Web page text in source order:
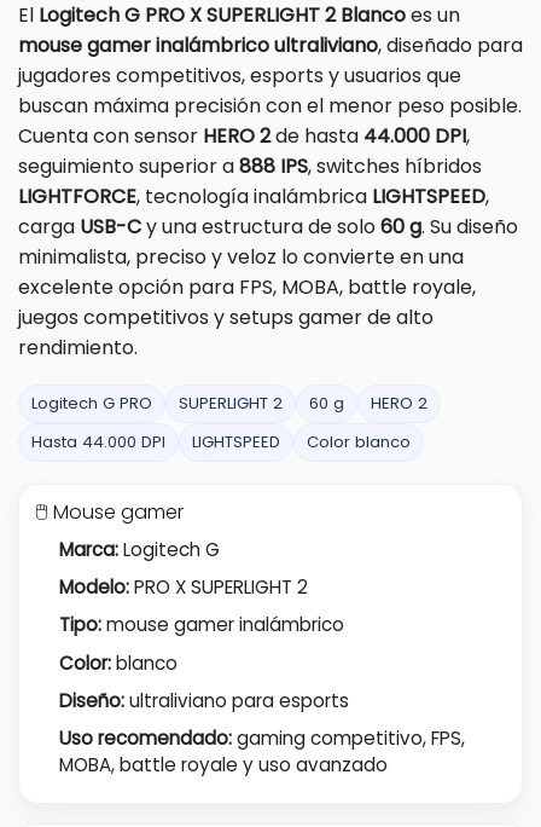
El Logitech G PRO X SUPERLIGHT 2 Blancoes un
mouse gamer inalámbrico ultraliviano, diseñado para
jugadores competitivos, esports y usuarios que
buscan máxima precisión con el menor peso posible.
Cuenta con sensor HERO 2de hasta 44.000 DPI,
seguimiento superior a888 IPS, switches híbridos
LIGHTFORCE, tecnología inalámbrica LIGHTSPEED,
carga USB-Cy una estructura de solo60 g. Su diseño
minimalista, preciso y veloz lo convierte en una
excelente opción para FPS, MOBA, battle royale,
juegos competitivos y setups gamer de alto
rendimiento.
Logitech G PRO SUPERLIGHT 2 60 g
HERO 2
Hasta 44.000 DPI
LIGHTSPEED Color blanco
🖱️ Mouse gamer
Marca:Logitech G
Modelo:PRO X SUPERLIGHT 2
Tipo:mouse gamer inalámbrico
Color:blanco
Diseño:ultraliviano para esports
Uso recomendado:gaming competitivo, FPS,
MOBA, battle royale y uso avanzado